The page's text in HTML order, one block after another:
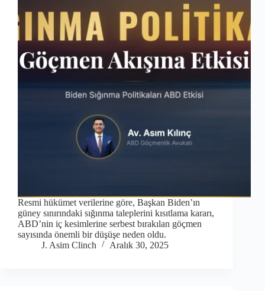
Resmi hükümet verilerine göre, Başkan Biden’ın
güney sınırındaki sığınma taleplerini kısıtlama kararı,
ABD’nin iç kesimlerine serbest bırakılan göçmen
sayısında önemli bir düşüşe neden oldu.
J. Asim Clinch
Aralık 30, 2025